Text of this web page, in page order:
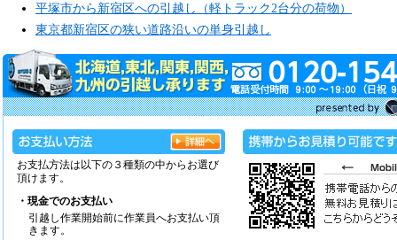
平塚市から新宿区への引越し（軽トラック2台分の荷物）
東京都新宿区の狭い道路沿いの単身引越し
お支払方法は以下の３種類の中からお選び
頂けます。
・現金でのお支払い
引越し作業開始前に作業員へお支払い頂
きます。